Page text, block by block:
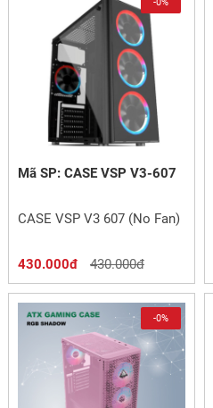
Mã SP: CASE VSP V3-607
CASE VSP V3 607 (No Fan)
430.000đ 430.000đ
-0%